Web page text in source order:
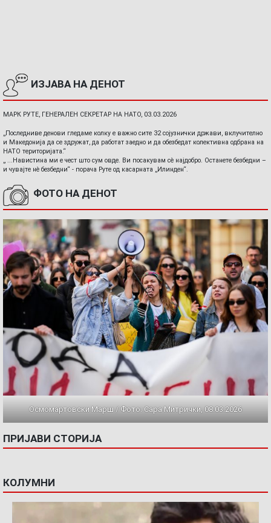
ИЗЈАВА НА ДЕНОТ
МАРК РУТЕ, ГЕНЕРАЛЕН СЕКРЕТАР НА НАТО, 03.03.2026
„Последниве денови гледаме колку е важно сите 32 сојузнички држави, вклучително
и Македонија да се здружат, да работат заедно и да обезбедат колективна одбрана на
НАТО територијата.“
„ ...Навистина ми е чест што сум овде. Ви посакувам сè најдобро. Останете безбедни –
и чувајте нè безбедни“ - порача Руте од касарната „Илинден“.
ФОТО НА ДЕНОТ
Осмомартовски Марш / Фото: Сара Митрички, 08.03.2026
ПРИЈАВИ СТОРИЈА
КОЛУМНИ